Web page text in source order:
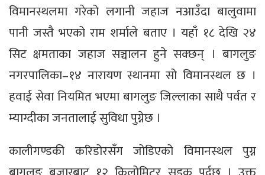
विमानस्थलमा गरेको लगानी जहाज नआउँदा बालुवामा
पानी जस्तै भएको राम शर्माले बताए । यहाँ १८ देखि २४
सिट क्षमताका जहाज सञ्चालन हुने सक्छन् । बागलुङ
नगरपालिका–१४ नारायण स्थानमा सो विमानस्थल छ ।
हवाई सेवा नियमित भएमा बागलुङ जिल्लाका साथै पर्वत र
म्याग्दीका जनतालाई सुविधा पुग्नेछ ।
कालीगण्डकी करिडोरसँग जोडिएको विमानस्थल पुग्न